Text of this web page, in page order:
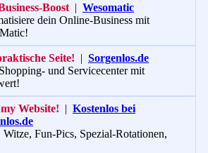
Boost | Wesomatic
dein Online-Business mit
Seite! | Sorgenlos.de
und Servicecenter mit
Website! | Kostenlos bei
Witze, Fun-Pics, Spezial-Rotationen,